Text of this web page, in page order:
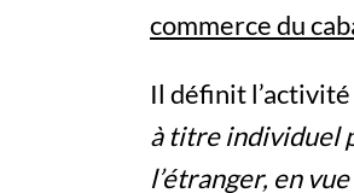
commerce du
Il définit
à titre individuel
l’étranger, en